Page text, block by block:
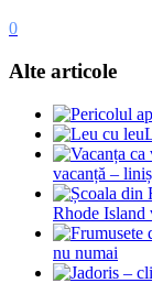
0
Alte articole
vacanță –
Rhode Island
nu numai